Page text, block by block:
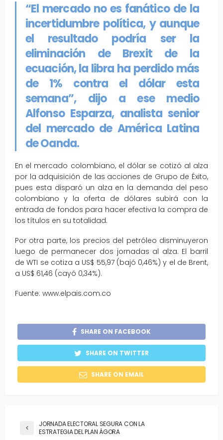
“El mercado no es fanático de la
incertidumbre política, y aunque
el resultado podría ser la
eliminación de Brexit de la
ecuación, la libra ha perdido más
de 1% contra el dólar esta
semana”, dijo a ese medio
Alfonso Esparza, analista senior
del mercado de América Latina
de Oanda.
En el mercado colombiano, el dólar se cotizó al alza
por la adquisición de las acciones de Grupo de Éxito,
pues esta disparó un alza en la demanda del peso
colombiano y la oferta de dólares subirá con la
entrada de fondos para hacer efectiva la compra de
los títulos en su totalidad.
Por otra parte, los precios del petróleo disminuyeron
luego de permanecer dos jornadas al alza. El barril
de WTI se cotiza a US$ 55,97 (bajó 0,46%) y el de Brent,
a US$ 61,46 (cayó 0,34%).
Fuente: www.elpais.com.co
SHARE ON FACEBOOK
SHARE ON TWITTER
SHARE ON EMAIL
JORNADA ELECTORAL SEGURA CON LA
ESTRATEGIA DEL PLAN ÁGORA